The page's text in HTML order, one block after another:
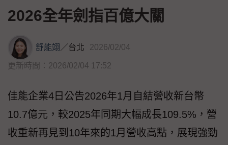
2026全年劍指百億大關
舒能翊 ／台北 2026/02/04
更新時間：2026/02/04 17:52
佳能企業4日公告2026年1月自結營收新台幣
10.7億元，較2025年同期大幅成長109.5%，營
收重新再見到10年來的1月營收高點，展現強勁